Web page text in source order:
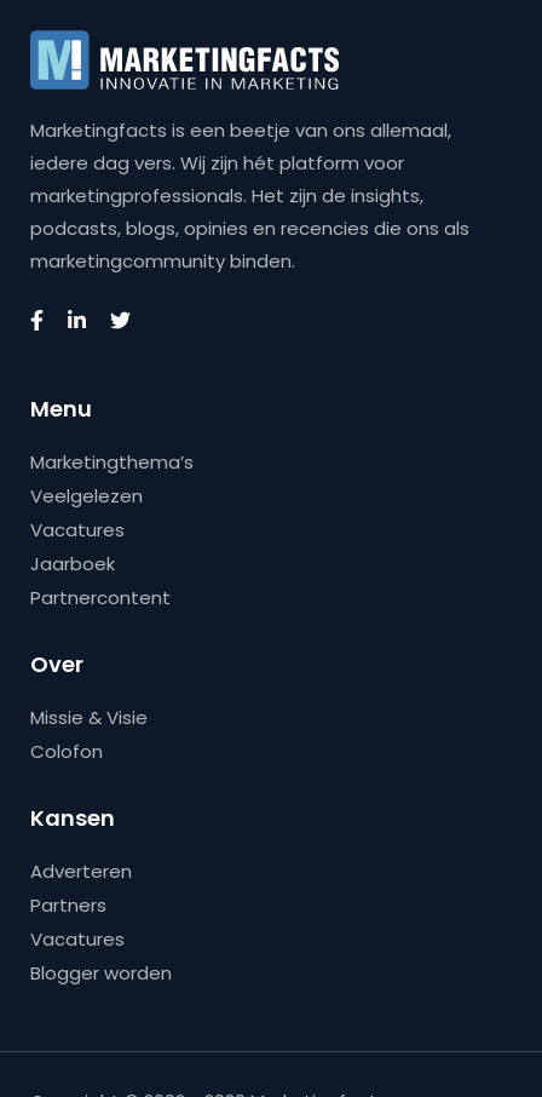
Marketingfacts is een beetje van ons allemaal,
iedere dag vers. Wij zijn hét platform voor
marketingprofessionals. Het zijn de insights,
podcasts, blogs, opinies en recencies die ons als
marketingcommunity binden.
Menu
Marketingthema’s
Veelgelezen
Vacatures
Jaarboek
Partnercontent
Over
Missie & Visie
Colofon
Kansen
Adverteren
Partners
Vacatures
Blogger worden